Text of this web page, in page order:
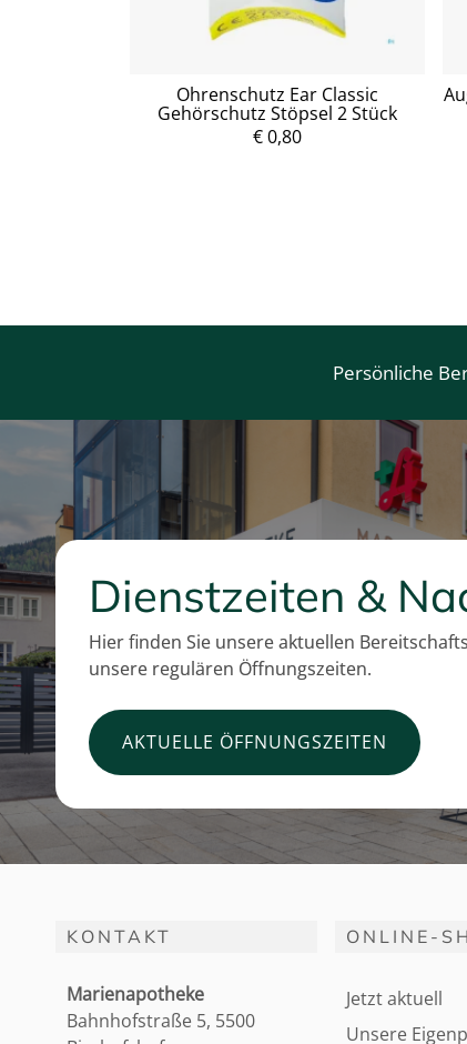
Ohrenschutz Ear Classic
Gehörschutz Stöpsel 2 Stück
€ 0,80
Persönliche
Dienstzeiten &
Hier finden Sie unsere aktuellen
unsere regulären Öffnungszeiten.
AKTUELLE ÖFFNUNGSZEITEN
KONTAKT
Marienapotheke
Bahnhofstraße 5, 5500
ONLINE-
Jetzt aktuell
Unsere